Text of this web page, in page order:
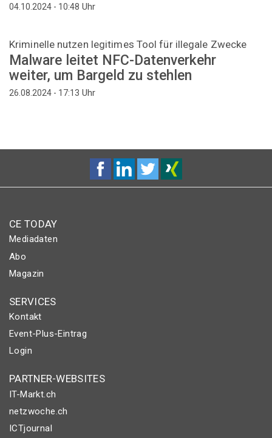
04.10.2024 - 10:48 Uhr
Kriminelle nutzen legitimes Tool für illegale Zwecke
Malware leitet NFC-Datenverkehr
weiter, um Bargeld zu stehlen
26.08.2024 - 17:13 Uhr
CE TODAY
Mediadaten
Abo
Magazin
SERVICES
Kontakt
Event-Plus-Eintrag
Login
PARTNER-WEBSITES
IT-Markt.ch
netzwoche.ch
ICTjournal